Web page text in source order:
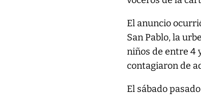
El anuncio
San Pablo, la
niños de entre 4
contagiaron de
El sábado